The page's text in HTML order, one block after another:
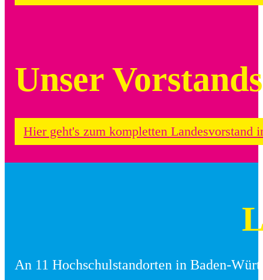
Unser
Hier geht's zum kompletten Landesvorstand
An 11 Hochschulstandorten in Baden-